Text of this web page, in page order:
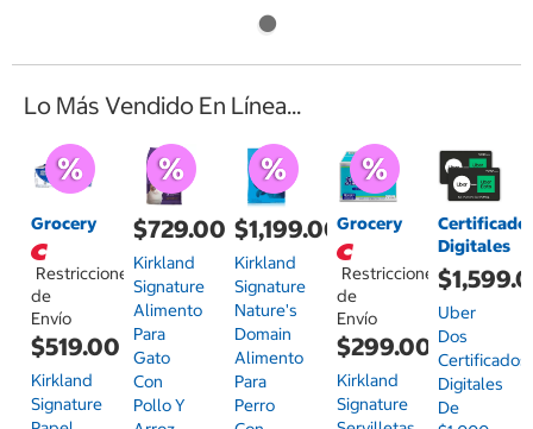
Lo Más Vendido En Línea...
Grocery
Restricciones
de
Envío
$519.00
Kirkland
Signature
$729.00
Kirkland
Signature
Alimento
Para
Gato
Con
Pollo Y
$1,199.00
Kirkland
Signature
Nature's
Domain
Alimento
Para
Perro
Grocery
Restricciones
de
Envío
$299.00
Kirkland
Signature
Digitales
Uber
Dos
Certificados
Digitales
De